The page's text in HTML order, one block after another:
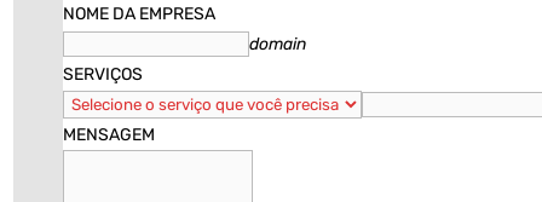
NOME DA EMPRESA
domain
SERVIÇOS
MENSAGEM